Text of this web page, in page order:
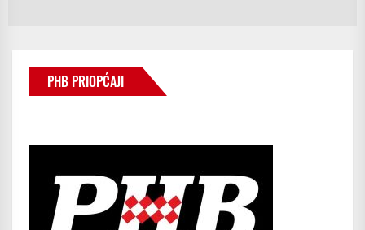
PHB PRIOPĆAJI